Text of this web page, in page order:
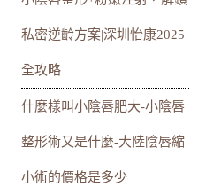
私密逆齡方案|深圳怡康2025
全攻略
什麼樣叫小陰唇肥大-小陰唇
整形術又是什麼-大陸陰唇縮
小術的價格是多少